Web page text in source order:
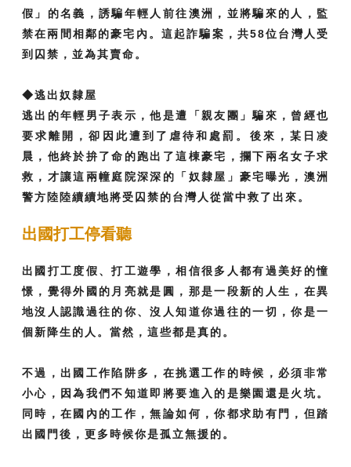
假」的名義，誘騙年輕人前往澳洲，並將騙來的人，監
禁在兩間相鄰的豪宅內。這起詐騙案，共58位台灣人受
到囚禁，並為其賣命。
◆逃出奴隸屋
逃出的年輕男子表示，他是遭「親友團」騙來，曾經也
要求離開，卻因此遭到了虐待和處罰。後來，某日凌
晨，他終於拚了命的跑出了這棟豪宅，攔下兩名女子求
救，才讓這兩幢庭院深深的「奴隸屋」豪宅曝光，澳洲
警方陸陸續續地將受囚禁的台灣人從當中救了出來。
出國打工停看聽
出國打工度假、打工遊學，相信很多人都有過美好的憧
憬，覺得外國的月亮就是圓，那是一段新的人生，在異
地沒人認識過往的你、沒人知道你過往的一切，你是一
個新降生的人。當然，這些都是真的。
不過，出國工作陷阱多，在挑選工作的時候，必須非常
小心，因為我們不知道即將要進入的是樂園還是火坑。
同時，在國內的工作，無論如何，你都求助有門，但踏
出國門後，更多時候你是孤立無援的。